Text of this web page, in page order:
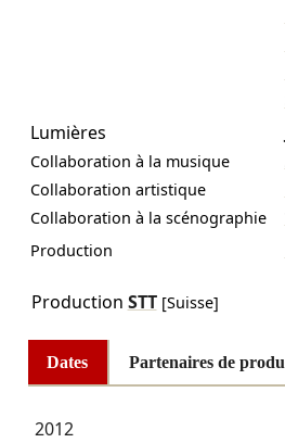
Lumières
Collaboration à la musique
Collaboration artistique
Collaboration à la scénographie
Production
Production STT[Suisse]
Dates Partenaires de
2012